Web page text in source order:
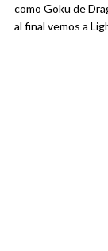
como Goku de
al final vemos a